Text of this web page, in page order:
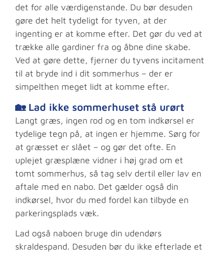
det for alle værdigenstande. Du bør desuden
gøre det helt tydeligt for tyven, at der
ingenting er at komme efter. Det gør du ved at
trække alle gardiner fra og åbne dine skabe.
Ved at gøre dette, fjerner du tyvens incitament
til at bryde ind i dit sommerhus – der er
simpelthen meget lidt at komme efter.
🏡 Lad ikke sommerhuset stå urørt
Langt græs, ingen rod og en tom indkørsel er
tydelige tegn på, at ingen er hjemme. Sørg for
at græsset er slået – og gør det ofte. En
uplejet græsplæne vidner i høj grad om et
tomt sommerhus, så tag selv dertil eller lav en
aftale med en nabo. Det gælder også din
indkørsel, hvor du med fordel kan tilbyde en
parkeringsplads væk.
Lad også naboen bruge din udendørs
skraldespand. Desuden bør du ikke efterlade et